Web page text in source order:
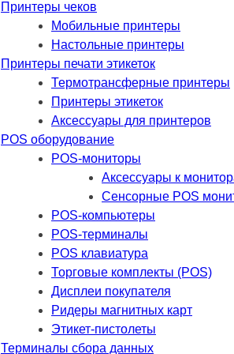
Принтеры чеков
Мобильные принтеры
Настольные принтеры
Принтеры печати этикеток
Термотрансферные принтеры
Принтеры этикеток
Аксессуары для принтеров
POS оборудование
POS-мониторы
Аксессуары к
Сенсорные POS
POS-компьютеры
POS-терминалы
POS клавиатура
Торговые комплекты (POS)
Дисплеи покупателя
Ридеры магнитных карт
Этикет-пистолеты
Терминалы сбора данных